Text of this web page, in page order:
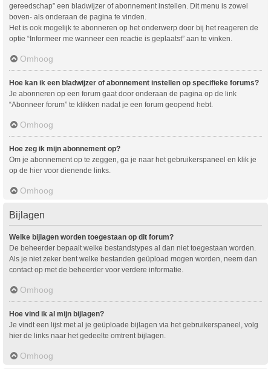
gereedschap” een bladwijzer of abonnement instellen. Dit menu is zowel
boven- als onderaan de pagina te vinden.
Het is ook mogelijk te abonneren op het onderwerp door bij het reageren de
optie “Informeer me wanneer een reactie is geplaatst” aan te vinken.
Omhoog
Hoe kan ik een bladwijzer of abonnement instellen op specifieke forums?
Je abonneren op een forum gaat door onderaan de pagina op de link
“Abonneer forum” te klikken nadat je een forum geopend hebt.
Omhoog
Hoe zeg ik mijn abonnement op?
Om je abonnement op te zeggen, ga je naar het gebruikerspaneel en klik je
op de hier voor dienende links.
Omhoog
Bijlagen
Welke bijlagen worden toegestaan op dit forum?
De beheerder bepaalt welke bestandstypes al dan niet toegestaan worden.
Als je niet zeker bent welke bestanden geüpload mogen worden, neem dan
contact op met de beheerder voor verdere informatie.
Omhoog
Hoe vind ik al mijn bijlagen?
Je vindt een lijst met al je geüploade bijlagen via het gebruikerspaneel, volg
hier de links naar het gedeelte omtrent bijlagen.
Omhoog